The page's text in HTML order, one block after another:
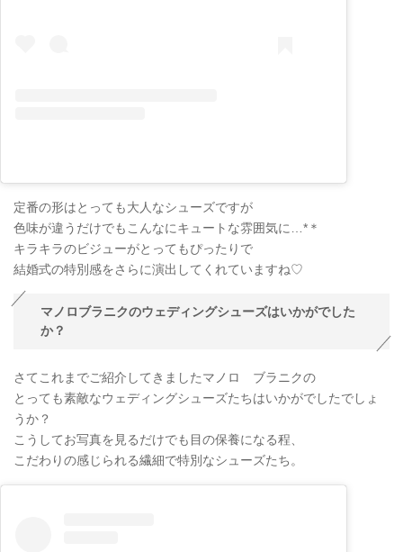
定番の形はとっても大人なシューズですが
色味が違うだけでもこんなにキュートな雰囲気に…*＊
キラキラのビジューがとってもぴったりで
結婚式の特別感をさらに演出してくれていますね♡
マノロブラニクのウェディングシューズはいかがでした
か？
さてこれまでご紹介してきましたマノロ ブラニクの
とっても素敵なウェディングシューズたちはいかがでしたでしょ
うか？
こうしてお写真を見るだけでも目の保養になる程、
こだわりの感じられる繊細で特別なシューズたち。